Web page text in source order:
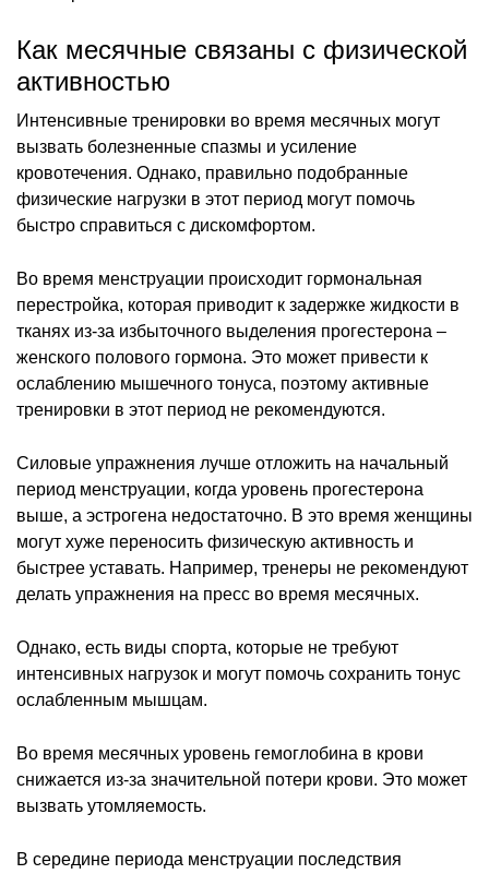
Как месячные связаны с физической
активностью
Интенсивные тренировки во время месячных могут
вызвать болезненные спазмы и усиление
кровотечения. Однако, правильно подобранные
физические нагрузки в этот период могут помочь
быстро справиться с дискомфортом.
Во время менструации происходит гормональная
перестройка, которая приводит к задержке жидкости в
тканях из-за избыточного выделения прогестерона –
женского полового гормона. Это может привести к
ослаблению мышечного тонуса, поэтому активные
тренировки в этот период не рекомендуются.
Силовые упражнения лучше отложить на начальный
период менструации, когда уровень прогестерона
выше, а эстрогена недостаточно. В это время женщины
могут хуже переносить физическую активность и
быстрее уставать. Например, тренеры не рекомендуют
делать упражнения на пресс во время месячных.
Однако, есть виды спорта, которые не требуют
интенсивных нагрузок и могут помочь сохранить тонус
ослабленным мышцам.
Во время месячных уровень гемоглобина в крови
снижается из-за значительной потери крови. Это может
вызвать утомляемость.
В середине периода менструации последствия